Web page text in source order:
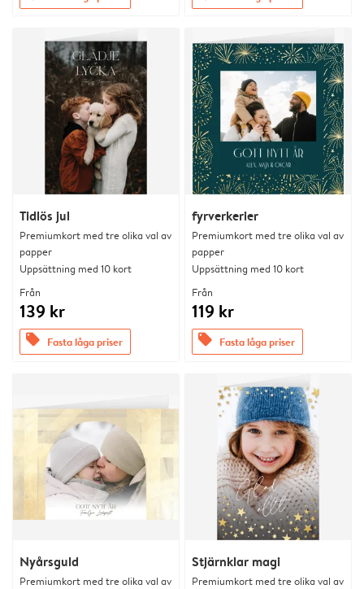
Tidlös jul
Premiumkort med tre olika val av
papper
Uppsättning med 10 kort
Från
139 kr
offers Fasta låga priser
fyrverkerier
Premiumkort med tre olika val av
papper
Uppsättning med 10 kort
Från
119 kr
offers Fasta låga priser
Nyårsguld
Premiumkort med tre olika val av
Stjärnklar magi
Premiumkort med tre olika val av